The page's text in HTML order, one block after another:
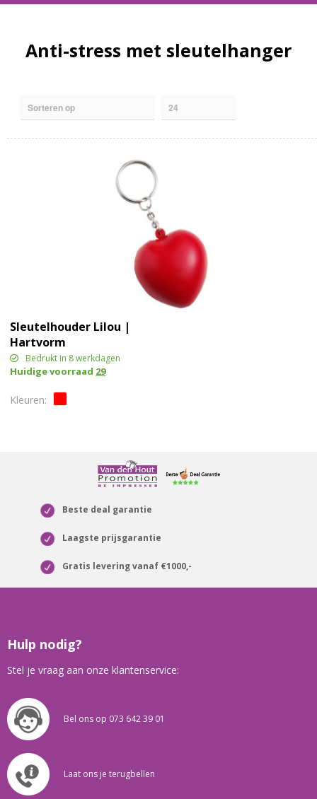
Anti-stress met sleutelhanger
Sleutelhouder Lilou |
Hartvorm
Bedrukt in 8 werkdagen
Huidige voorraad 29
Beste deal garantie
Laagste prijsgarantie
Gratis levering vanaf €1000,-
Hulp nodig?
Stel je vraag aan onze klantenservice:
Bel ons op 073 642 39 01
Laat ons je terugbellen